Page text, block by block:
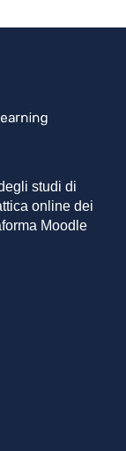
studi di
online dei
Moodle